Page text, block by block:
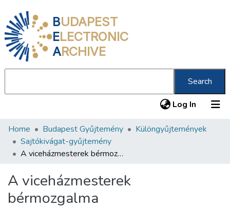
BUDAPEST
ELECTRONIC
ARCHIVE
Search
Log In (current)
Communities & Collections
All of DSpace
About us
Home Budapest Gyűjtemény
Különgyűjtemények
Sajtókivágat-gyűjtemény
A viceházmesterek bérmozgalma
A viceházmesterek
bérmozgalma